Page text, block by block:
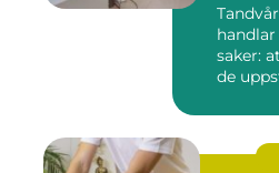
saker:
de